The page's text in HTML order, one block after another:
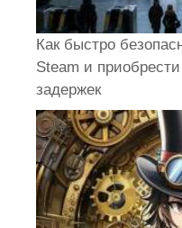
Как быстро
Steam и
задержек